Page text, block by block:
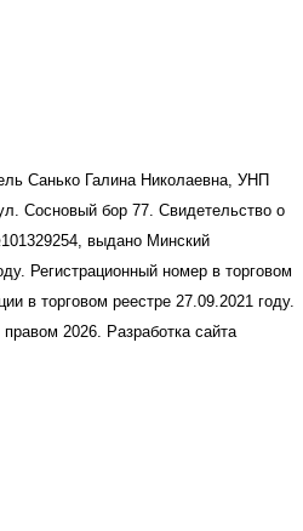
Санько Галина Николаевна, УНП
Сосновый бор 77. Свидетельство о
выдано Минский
Регистрационный номер в торговом
в торговом реестре 27.09.2021 году.
2026. Разработка сайта